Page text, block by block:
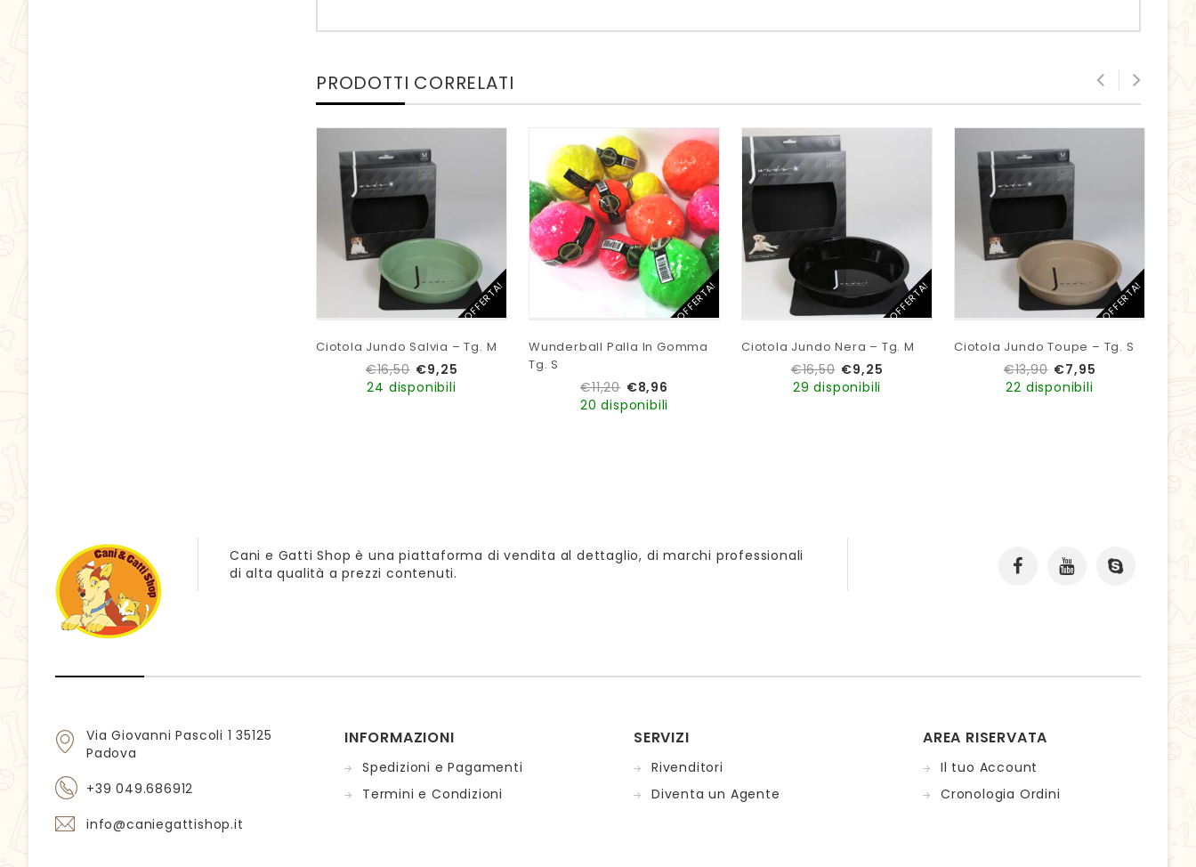
PRODOTTI CORRELATI
IN OFFERTA!
Ciotola Jundo Salvia – Tg. M
€16,50 €9,25
24 disponibili
IN OFFERTA!
Wunderball Palla In Gomma
Tg. S
€11,20 €8,96
20 disponibili
IN OFFERTA!
Ciotola Jundo Nera – Tg. M
€16,50 €9,25
29 disponibili
IN OFFERTA!
Ciotola Jundo Toupe – Tg. S
€13,90 €7,95
22 disponibili
Cani e Gatti Shop è una piattaforma di vendita al dettaglio, di marchi professionali
di alta qualità a prezzi contenuti.
Via Giovanni Pascoli 1 35125
Padova
+39 049.686912
info@caniegattishop.it
INFORMAZIONI
Spedizioni e Pagamenti
Termini e Condizioni
SERVIZI
Rivenditori
Diventa un Agente
AREA RISERVATA
Il tuo Account
Cronologia Ordini